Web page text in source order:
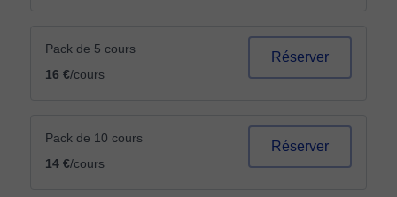
Pack de 5 cours
16 €/cours
Réserver
Pack de 10 cours
14 €/cours
Réserver